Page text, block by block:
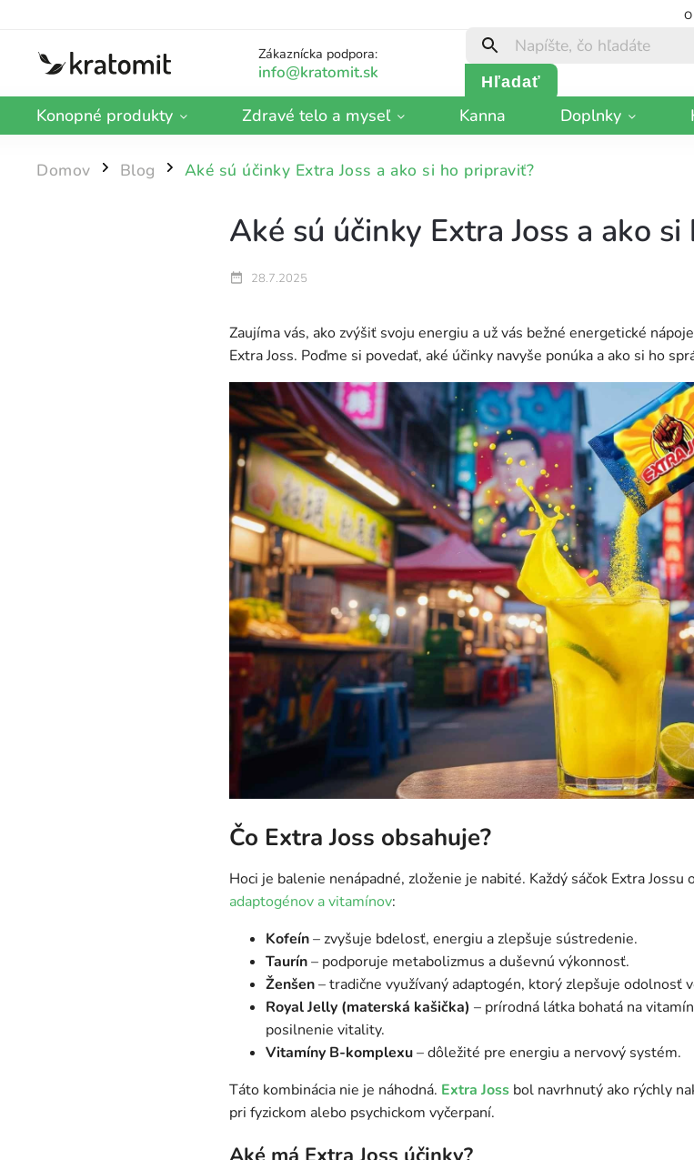
Zákaznícka podpora:
Hľadať
Konopné produkty Zdravé telo a myseľ Kanna Doplnky
Domov / Blog / Aké sú účinky Extra Joss a ako si ho pripraviť?
Aké sú účinky Extra Joss a ako
28.7.2025
Zaujíma vás, ako zvýšiť svoju energiu a už vás bežné energetické
Extra Joss. Poďme si povedať, aké účinky navyše ponúka a ako si ho
Čo Extra Joss obsahuje?
Hoci je balenie nenápadné, zloženie je nabité. Každý sáčok Extra
adaptogénov a vitamínov:
Kofeín– zvyšuje bdelosť, energiu a zlepšuje sústredenie.
Taurín– podporuje metabolizmus a duševnú výkonnosť.
Ženšen– tradične využívaný adaptogén, ktorý zlepšuje odolnosť
Royal Jelly (materská kašička) – prírodná látka bohatá na
posilnenie vitality.
Vitamíny B-komplexu– dôležité pre energiu a nervový systém.
Táto kombinácia nie je náhodná. Extra Joss bol navrhnutý ako rýchly
pri fyzickom alebo psychickom vyčerpaní.